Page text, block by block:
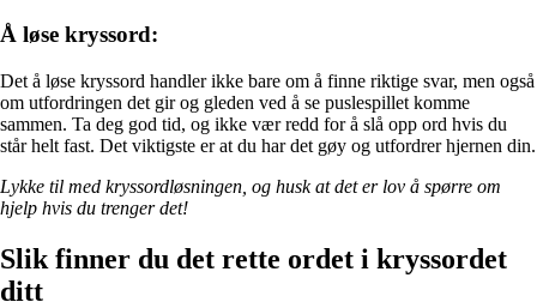
Å løse kryssord:
Det å løse kryssord handler ikke bare om å finne riktige svar, men også
om utfordringen det gir og gleden ved å se puslespillet komme
sammen. Ta deg god tid, og ikke vær redd for å slå opp ord hvis du
står helt fast. Det viktigste er at du har det gøy og utfordrer hjernen din.
Lykke til med kryssordløsningen, og husk at det er lov å spørre om
hjelp hvis du trenger det!
Slik finner du det rette ordet i kryssordet
ditt